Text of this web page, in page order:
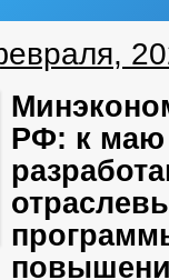
РФ: к маю